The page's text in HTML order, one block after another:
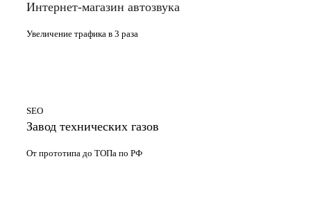
Интернет-магазин автозвука
Увеличение трафика в 3 раза
SEO
Завод технических газов
От прототипа до ТОПа по РФ